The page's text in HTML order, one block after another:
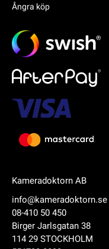
Kameradoktorn AB
info@kameradoktorn.se
08-410 50 450
Birger Jarlsgatan 38
114 29 STOCKHOLM
Ångra köp